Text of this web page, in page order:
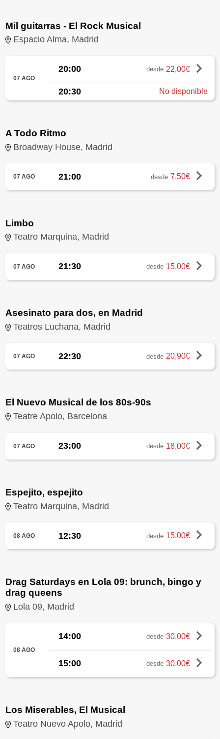
Mil guitarras - El Rock Musical
Espacio Alma, Madrid
07 AGO
20:00 desde 22,00€
20:30 No disponible
A Todo Ritmo
Broadway House, Madrid
07 AGO 21:00 desde 7,50€
Limbo
Teatro Marquina, Madrid
07 AGO 21:30 desde 15,00€
Asesinato para dos, en Madrid
Teatros Luchana, Madrid
07 AGO 22:30 desde 20,90€
El Nuevo Musical de los 80s-90s
Teatre Apolo, Barcelona
07 AGO 23:00 desde 18,00€
Espejito, espejito
Teatro Marquina, Madrid
08 AGO 12:30 desde 15,00€
Drag Saturdays en Lola 09: brunch, bingo y
drag queens
Lola 09, Madrid
08 AGO
14:00 desde 30,00€
15:00 desde 30,00€
Los Miserables, El Musical
Teatro Nuevo Apolo, Madrid